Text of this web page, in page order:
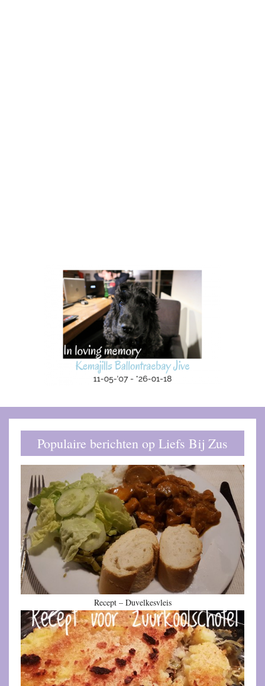
Populaire berichten op Liefs Bij Zus
Recept – Duvelkesvleis